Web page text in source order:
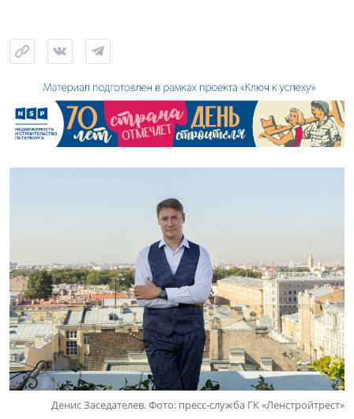
Денис Заседателев. Фото: пресс-служба ГК «Ленстройтрест»